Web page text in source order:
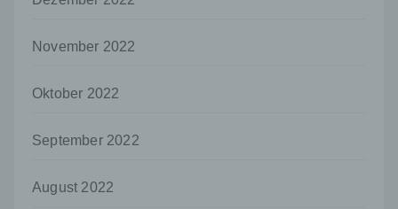
November 2022
Oktober 2022
September 2022
August 2022
Empfänger ist eine natürliche oder juristische
Stelle, der personenbezogene Daten
nicht. Behörden, die im Rahmen eines
Mitgliedstaaten möglicherweise
jedoch nicht als Empfänger.